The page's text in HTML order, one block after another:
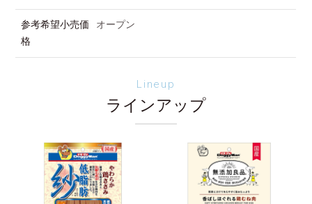
参考希望小売価
格
オープン
Lineup
ラインアップ